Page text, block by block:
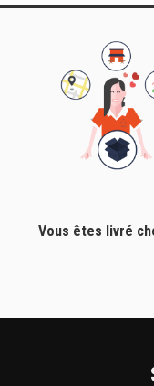
Vous êtes livré